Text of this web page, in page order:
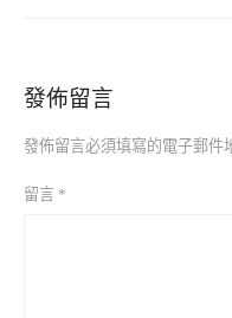
發佈留言
發佈留言必須填寫的電子郵件
留言 *